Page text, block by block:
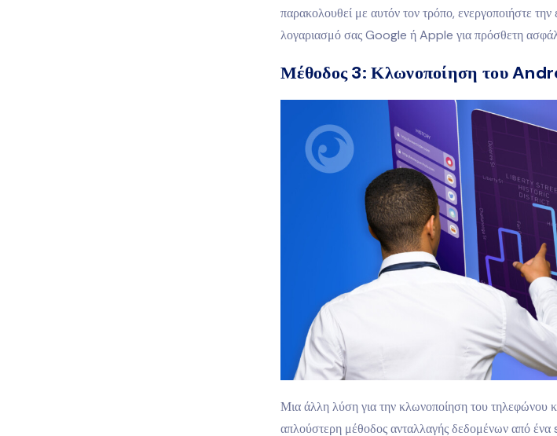
παρακολουθεί με αυτόν τον τρόπο, ενεργοποιήστε
λογαριασμό σας Google ή Apple για πρόσθετη
Μέθοδος 3: Κλωνοποίηση του
Μια άλλη λύση για την κλωνοποίηση του τηλεφώνου
απλούστερη μέθοδος ανταλλαγής δεδομένων από